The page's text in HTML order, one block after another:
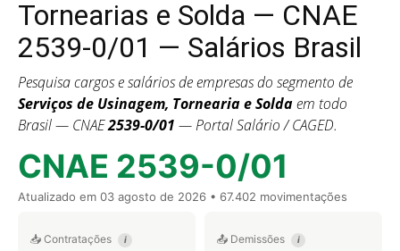
Tornearias e Solda — CNAE
2539-0/01 — Salários Brasil
Pesquisa cargos e salários de empresas do segmento de
Serviços de Usinagem, Tornearia e Soldaem todo
Brasil — CNAE2539-0/01 — Portal Salário / CAGED.
CNAE 2539-0/01
Atualizado em 03 agosto de 2026 • 67.402 movimentações
📥 Contratações i 📤 Demissões i